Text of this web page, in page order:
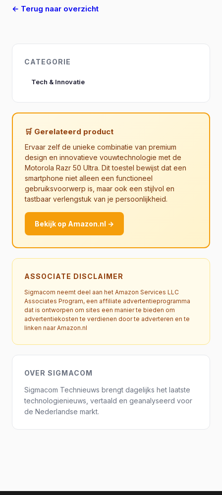
← Terug naar overzicht
CATEGORIE
Tech & Innovatie
🛒 Gerelateerd product
Ervaar zelf de unieke combinatie van premium
design en innovatieve vouwtechnologie met de
Motorola Razr 50 Ultra. Dit toestel bewijst dat een
smartphone niet alleen een functioneel
gebruiksvoorwerp is, maar ook een stijlvol en
tastbaar verlengstuk van je persoonlijkheid.
Bekijk op Amazon.nl →
ASSOCIATE DISCLAIMER
Sigmacom neemt deel aan het Amazon Services LLC
Associates Program, een affiliate advertentieprogramma
dat is ontworpen om sites een manier te bieden om
advertentiekosten te verdienen door te adverteren en te
linken naar Amazon.nl
OVER SIGMACOM
Sigmacom Technieuws brengt dagelijks het laatste
technologienieuws, vertaald en geanalyseerd voor
de Nederlandse markt.